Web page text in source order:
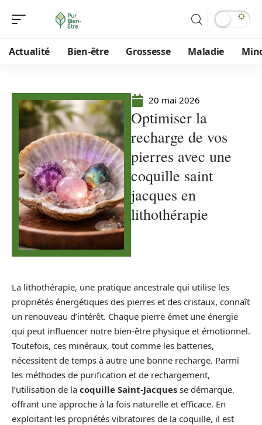
Actualité Bien-être Grossesse Maladie
20 mai 2026
Optimiser la
recharge de vos
pierres avec une
coquille saint
jacques en
lithothérapie
La lithothérapie, une pratique ancestrale qui utilise les
propriétés énergétiques des pierres et des cristaux, connaît
un renouveau d’intérêt. Chaque pierre émet une énergie
qui peut influencer notre bien-être physique et émotionnel.
Toutefois, ces minéraux, tout comme les batteries,
nécessitent de temps à autre une bonne recharge. Parmi
les méthodes de purification et de rechargement,
l’utilisation de la coquille Saint-Jacques se démarque,
offrant une approche à la fois naturelle et efficace. En
exploitant les propriétés vibratoires de la coquille, il est